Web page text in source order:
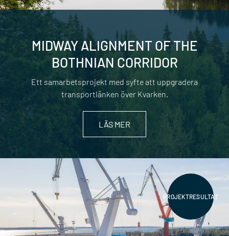
MIDWAY ALIGNMENT OF THE
BOTHNIAN CORRIDOR
Ett samarbetsprojekt med syfte att uppgradera
transportlänken över Kvarken.
LÄS MER
PROJEKTRESULTAT